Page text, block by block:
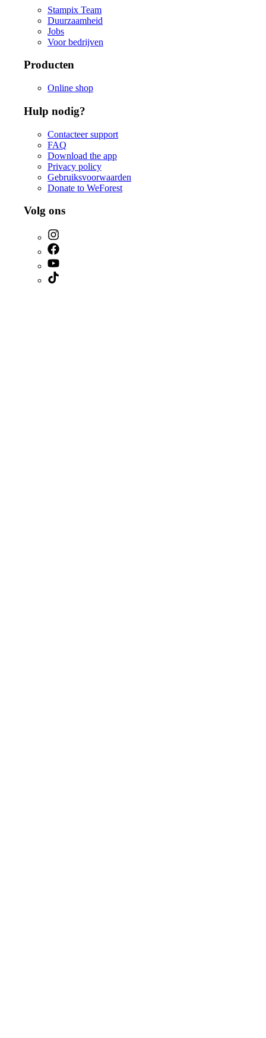
Stampix Team
Duurzaamheid
Jobs
Voor bedrijven
Producten
Online shop
Hulp nodig?
Contacteer support
FAQ
Download the app
Privacy policy
Gebruiksvoorwaarden
Donate to WeForest
Volg ons